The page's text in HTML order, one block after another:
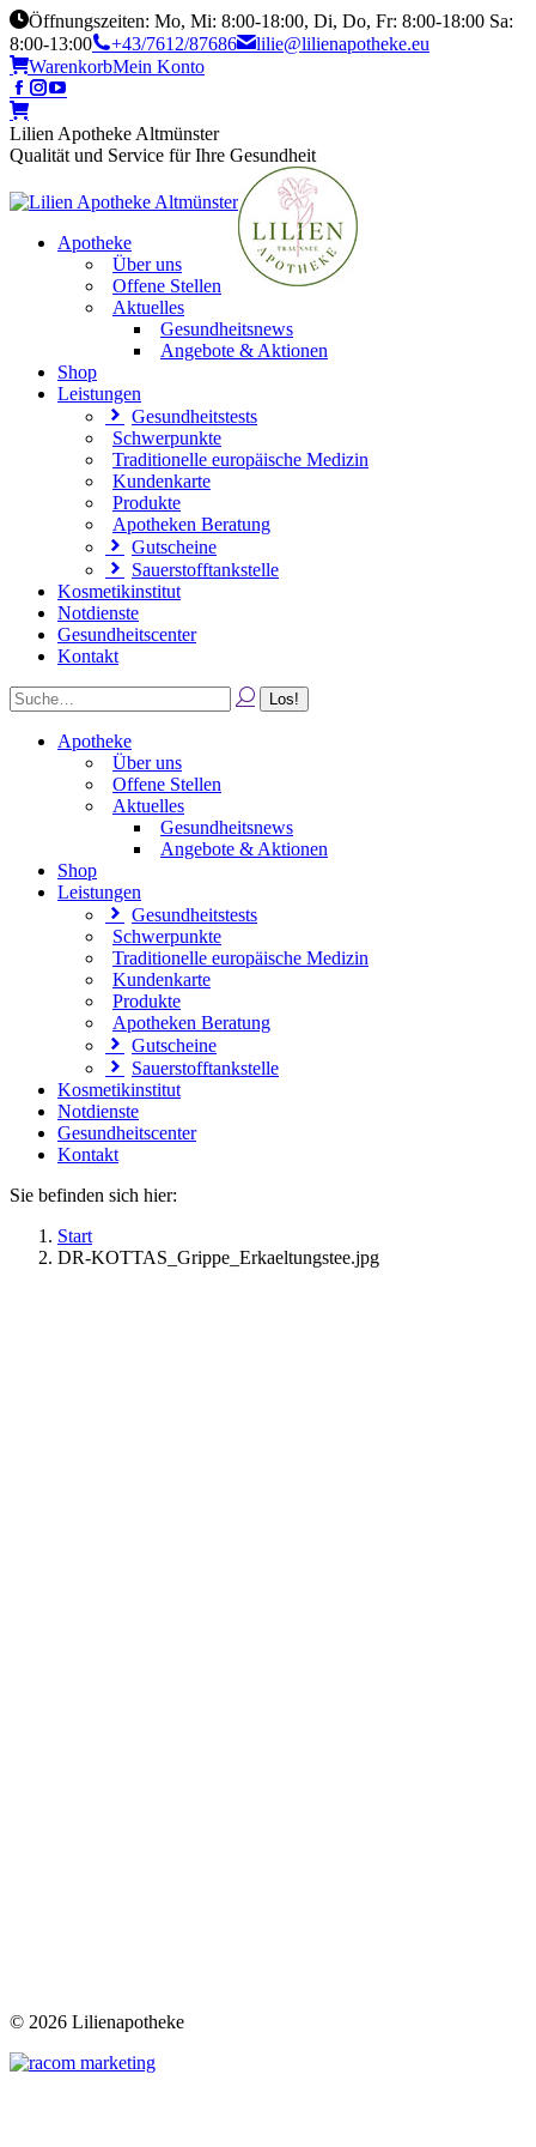
Öffnungszeiten: Mo, Mi: 8:00-18:00, Di, Do, Fr: 8:00-18:00 Sa:
8:00-13:00
+43/7612/87686
lilie@lilienapotheke.eu
WarenkorbMein Konto
Lilien Apotheke Altmünster
Qualität und Service für Ihre Gesundheit
Apotheke
Über uns
Offene Stellen
Aktuelles
Gesundheitsnews
Angebote & Aktionen
Shop
Leistungen
Gesundheitstests
Schwerpunkte
Traditionelle europäische Medizin
Kundenkarte
Produkte
Apotheken Beratung
Gutscheine
Sauerstofftankstelle
Kosmetikinstitut
Notdienste
Gesundheitscenter
Kontakt
Apotheke
Über uns
Offene Stellen
Aktuelles
Gesundheitsnews
Angebote & Aktionen
Shop
Leistungen
Gesundheitstests
Schwerpunkte
Traditionelle europäische Medizin
Kundenkarte
Produkte
Apotheken Beratung
Gutscheine
Sauerstofftankstelle
Kosmetikinstitut
Notdienste
Gesundheitscenter
Kontakt
Sie befinden sich hier:
Start
DR-KOTTAS_Grippe_Erkaeltungstee.jpg
© 2026 Lilienapotheke